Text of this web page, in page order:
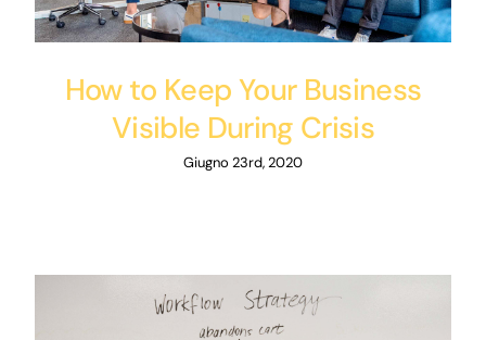
How to Keep Your Business
Visible During Crisis
Giugno 23rd, 2020